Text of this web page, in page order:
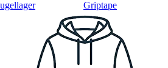
Griptape